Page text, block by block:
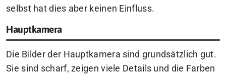
selbst hat dies aber keinen Einfluss.
Hauptkamera
Die Bilder der Hauptkamera sind grundsätzlich gut.
Sie sind scharf, zeigen viele Details und die Farben